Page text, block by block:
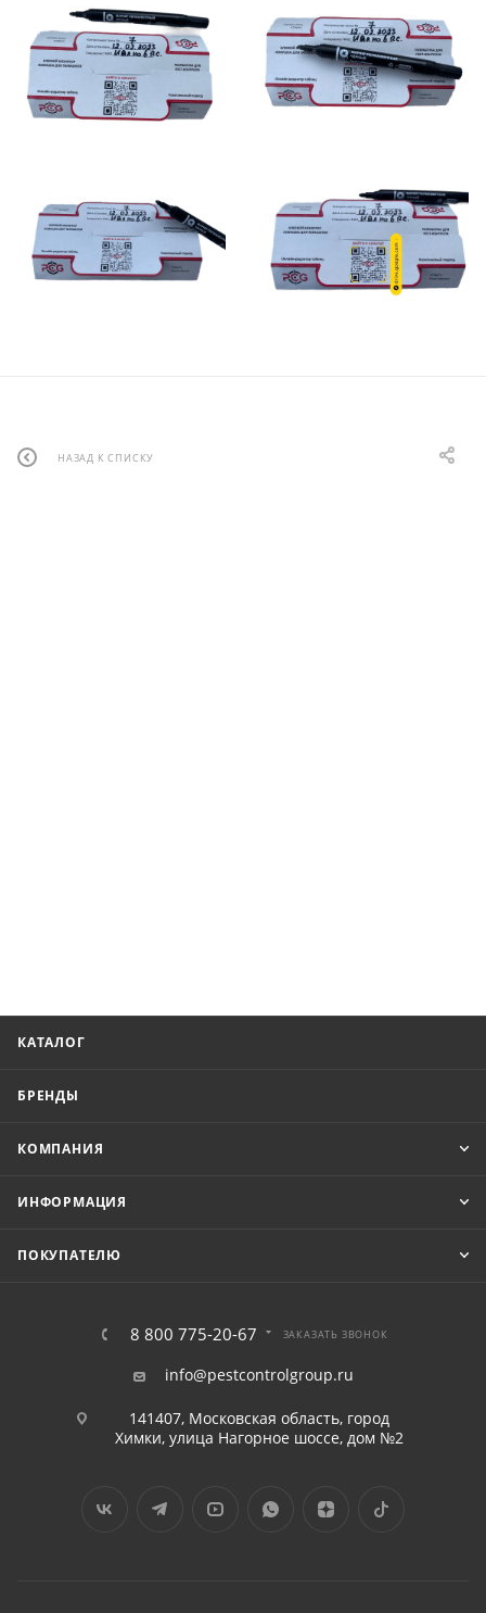
НАЗАД К СПИСКУ
КАТАЛОГ
БРЕНДЫ
КОМПАНИЯ
ИНФОРМАЦИЯ
ПОКУПАТЕЛЮ
8 800 775-20-67 ЗАКАЗАТЬ ЗВОНОК
info@pestcontrolgroup.ru
141407, Московская область, город
Химки, улица Нагорное шоссе, дом №2